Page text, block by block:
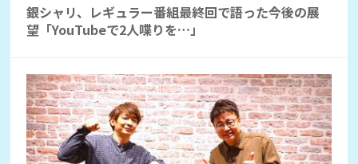
銀シャリ、レギュラー番組最終回で語った今後の展
望「YouTubeで2人喋りを…」